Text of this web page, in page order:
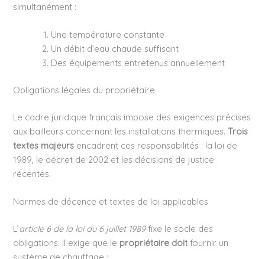
simultanément :
Une température constante
Un débit d’eau chaude suffisant
Des équipements entretenus annuellement
Obligations légales du propriétaire
Le cadre juridique français impose des exigences précises
aux bailleurs concernant les installations thermiques.Trois
textes majeurs encadrent ces responsabilités : la loi de
1989, le décret de 2002 et les décisions de justice
récentes.
Normes de décence et textes de loi applicables
L’article 6 de la loi du 6 juillet 1989fixe le socle des
obligations. Il exige que le propriétaire doit fournir un